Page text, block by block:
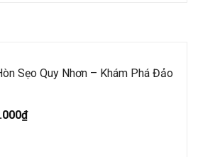
Sẹo Quy Nhơn – Khám Phá Đảo
₫